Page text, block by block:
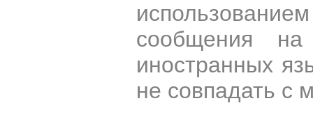
сообщения
иностранных
не совпадать с